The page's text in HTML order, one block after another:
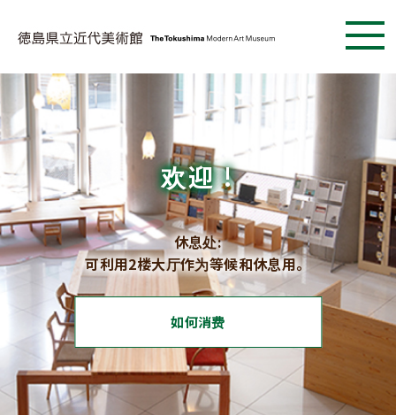
欢迎 !
休息处:
可利用2楼大厅作为等候和休息用。
如何消费